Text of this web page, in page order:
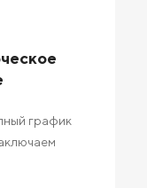
график